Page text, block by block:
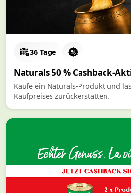
36 Tage
Naturals 50 % Cashback-
Kaufe ein Naturals-Produkt und
Kaufpreises zurückerstatten.